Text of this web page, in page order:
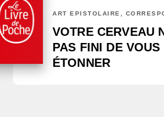
ART ÉPISTOLAIRE,
VOTRE CERVEAU
PAS FINI DE VOUS
ÉTONNER